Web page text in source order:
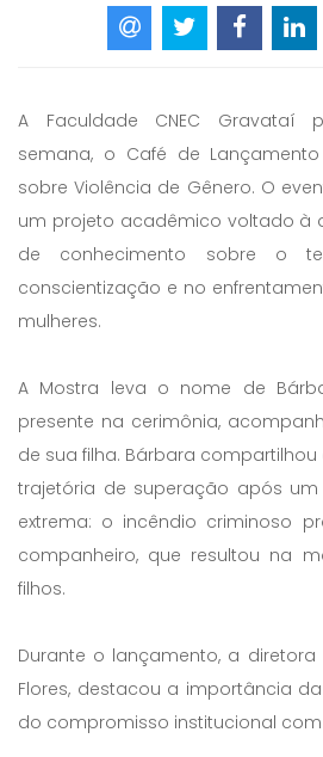
A Faculdade CNEC Gravataí
semana, o Café de
sobre Violência de Gênero. O
um projeto acadêmico voltado à
de conhecimento sobre o
conscientização e no
mulheres.
A Mostra leva o nome de
presente na cerimônia,
de sua filha. Bárbara
trajetória de superação após
extrema: o incêndio criminoso
companheiro, que resultou na
filhos.
Durante o lançamento, a diretora
Flores, destacou a importância
do compromisso institucional